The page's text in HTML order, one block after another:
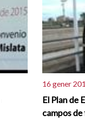
16 gener
El Plan de
campos